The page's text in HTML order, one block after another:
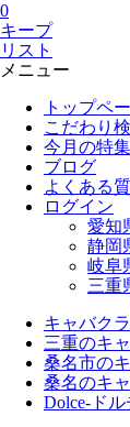
0
キープ
リスト
メニュー
トップペ
こだわり
今月の特集
ブログ
よくある
ログイン
愛知
静岡
岐阜
三重
キャバク
三重のキ
桑名市の
桑名のキ
Dolce-ド